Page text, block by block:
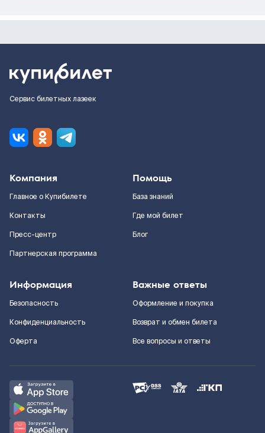
Сервис билетных лазеек
Компания
Главное о Купибилете
Контакты
Пресс-центр
Партнерская программа
Помощь
База знаний
Где мой билет
Блог
Информация
Безопасность
Конфиденциальность
Оферта
Важные ответы
Оформление и покупка
Возврат и обмен билета
Все вопросы и ответы